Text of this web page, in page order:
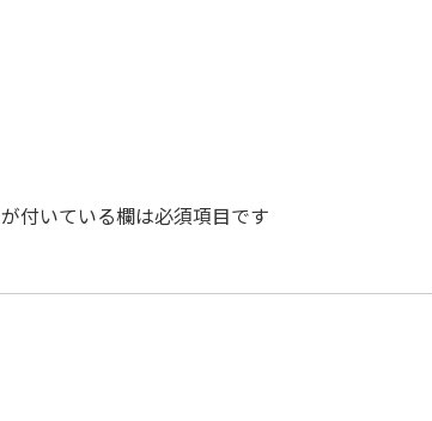
が付いている欄は必須項目です